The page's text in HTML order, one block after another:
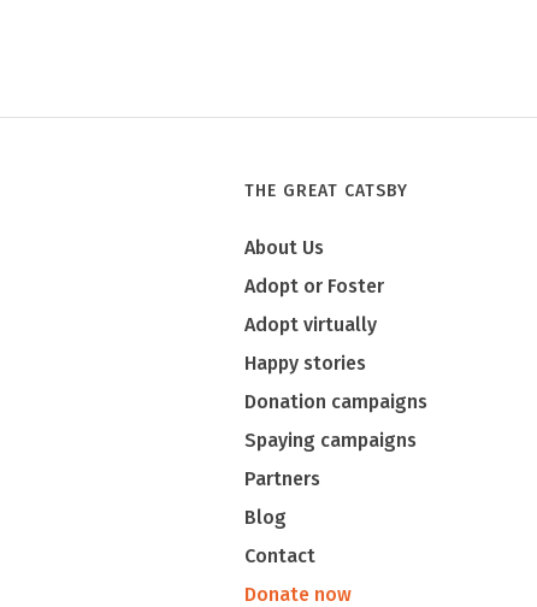
THE GREAT CATSBY
About Us
Adopt or Foster
Adopt virtually
Happy stories
Donation campaigns
Spaying campaigns
Partners
Blog
Contact
Donate now